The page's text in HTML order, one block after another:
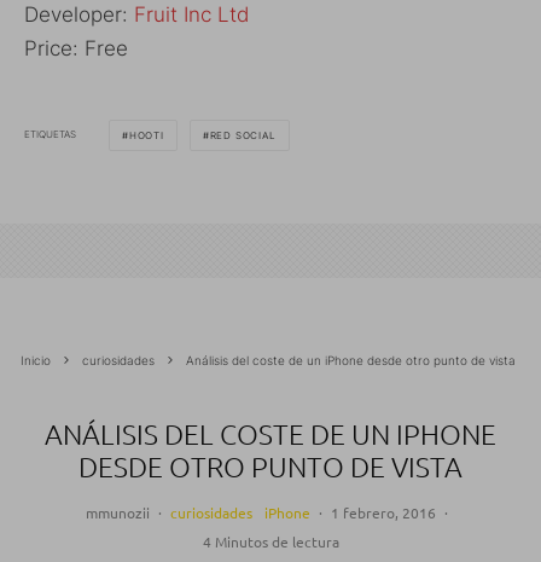
Developer: Fruit Inc Ltd
Price: Free
ETIQUETAS HOOTI RED SOCIAL
Inicio curiosidades Análisis del coste de un iPhone desde otro punto de vista
ANÁLISIS DEL COSTE DE UN IPHONE
DESDE OTRO PUNTO DE VISTA
mmunozii · curiosidades iPhone · 1 febrero, 2016 ·
4 Minutos de lectura